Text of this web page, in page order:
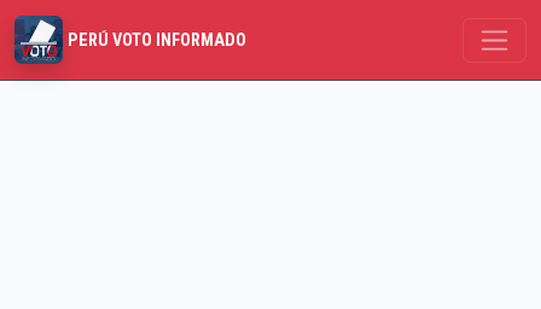
PERÚ VOTO INFORMADO